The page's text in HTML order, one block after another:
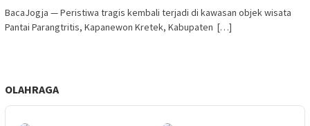
BacaJogja — Peristiwa tragis kembali terjadi di kawasan objek wisata
Pantai Parangtritis, Kapanewon Kretek, Kabupaten […]
OLAHRAGA